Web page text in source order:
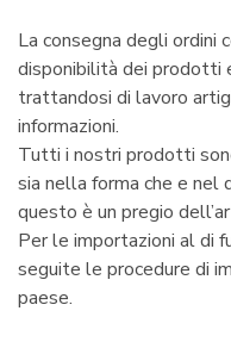
La consegna degli ordini
disponibilità dei prodotti
trattandosi di lavoro
informazioni.
Tutti i nostri prodotti
sia nella forma che e nel
questo è un pregio
Per le importazioni al di
seguite le procedure di
paese.